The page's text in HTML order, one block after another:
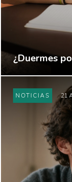
¿Duermes
NOTICIAS 21